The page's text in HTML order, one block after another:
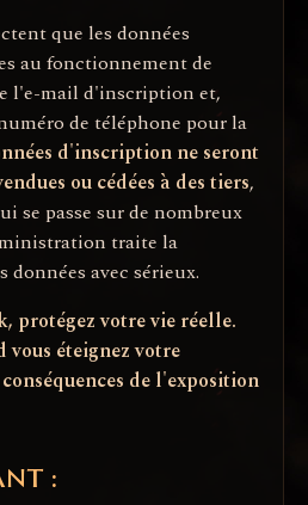
que les données
au fonctionnement de
l'e-mail d'inscription et,
de téléphone pour la
d'inscription ne seront
ou cédées à des tiers,
se passe sur de nombreux
traite la
avec sérieux.
protégez votre vie réelle.
vous éteignez votre
de l'exposition
: